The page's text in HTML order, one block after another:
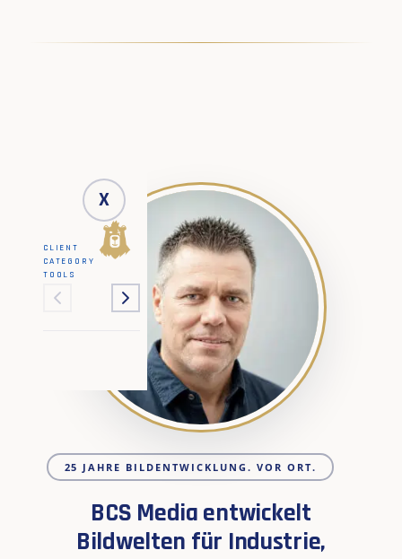
X
CLIENT
CATEGORY
TOOLS
25 JAHRE BILDENTWICKLUNG. VOR ORT.
BCS Media entwickelt
Bildwelten für Industrie,